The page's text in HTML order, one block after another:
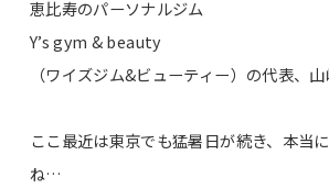
恵比寿のパーソナルジム
Y’s gym & beauty
（ワイズジム&ビューティー）の代表、山
ここ最近は東京でも猛暑日が続き、本当
ね…